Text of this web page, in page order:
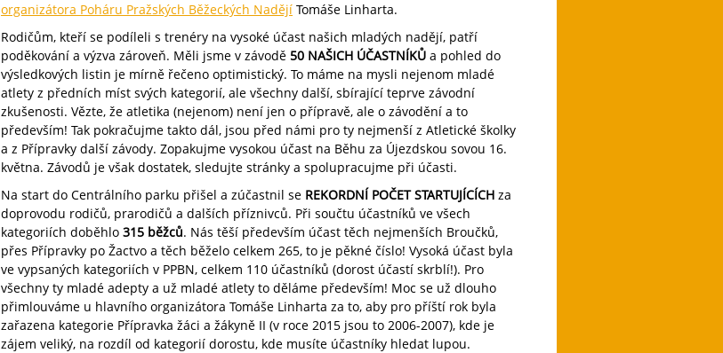
organizátora Poháru Pražských Běžeckých Nadějí Tomáše Linharta.
Rodičům, kteří se podíleli s trenéry na vysoké účast našich mladých nadějí, patří
poděkování a výzva zároveň. Měli jsme v závodě 50 NAŠICH ÚČASTNÍKŮ a pohled do
výsledkových listin je mírně řečeno optimistický. To máme na mysli nejenom mladé
atlety z předních míst svých kategorií, ale všechny další, sbírající teprve závodní
zkušenosti. Vězte, že atletika (nejenom) není jen o přípravě, ale o závodění a to
především! Tak pokračujme takto dál, jsou před námi pro ty nejmenší z Atletické školky
a z Přípravky další závody. Zopakujme vysokou účast na Běhu za Újezdskou sovou 16.
května. Závodů je však dostatek, sledujte stránky a spolupracujme při účasti.
Na start do Centrálního parku přišel a zúčastnil se REKORDNÍ POČET STARTUJÍCÍCH za
doprovodu rodičů, prarodičů a dalších příznivců. Při součtu účastníků ve všech
kategoriích doběhlo 315 běžců. Nás těší především účast těch nejmenších Broučků,
přes Přípravky po Žactvo a těch běželo celkem 265, to je pěkné číslo! Vysoká účast byla
ve vypsaných kategoriích v PPBN, celkem 110 účastníků (dorost účastí skrblí!). Pro
všechny ty mladé adepty a už mladé atlety to děláme především! Moc se už dlouho
přimlouváme u hlavního organizátora Tomáše Linharta za to, aby pro příští rok byla
zařazena kategorie Přípravka žáci a žákyně II (v roce 2015 jsou to 2006-2007), kde je
zájem veliký, na rozdíl od kategorií dorostu, kde musíte účastníky hledat lupou.